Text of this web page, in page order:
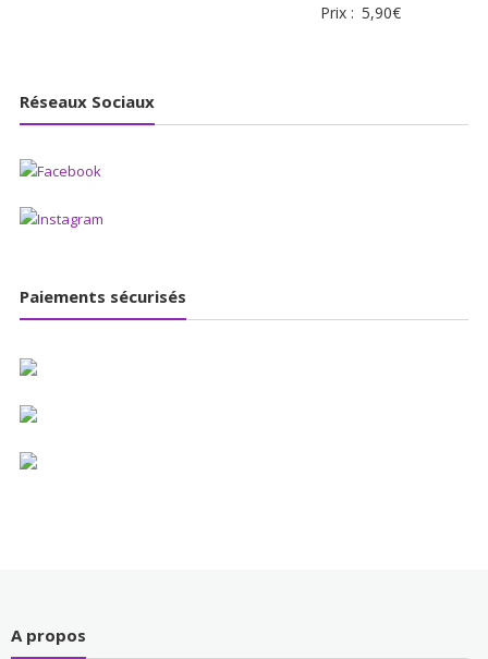
Prix : 5,90€
Réseaux Sociaux
Paiements sécurisés
A propos